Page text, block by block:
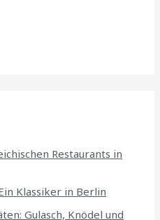
Restaurants in
Klassiker in Berlin
Gulasch, Knödel und